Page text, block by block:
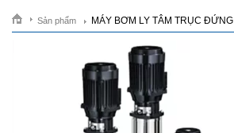
Sản phẩm MÁY BƠM LY TÂM TRỤC ĐỨNG